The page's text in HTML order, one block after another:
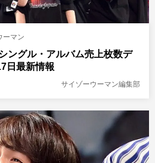
ーマン
ングル・アルバム売上枚数デ
日最新情報
サイゾーウーマン編集部